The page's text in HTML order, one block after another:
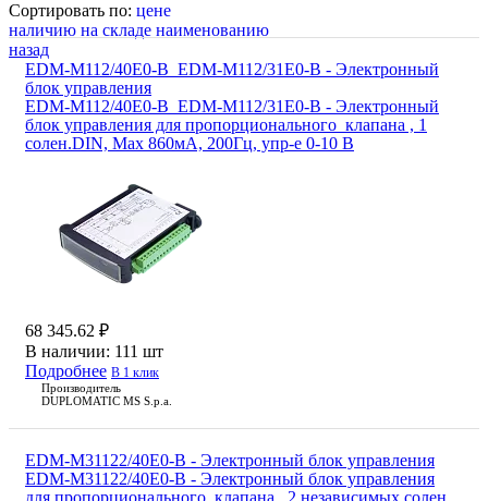
Сортировать по: цене
наличию на складе наименованию
назад
EDM-M112/40E0-B_EDM-M112/31E0-B - Электронный
блок управления
EDM-M112/40E0-B_EDM-M112/31E0-B - Электронный
блок управления для пропорционального клапана , 1
солен.DIN, Max 860мА, 200Гц, упр-е 0-10 В
68 345.62 ₽
В наличии: 111 шт
Подробнее В 1 клик
Производитель
DUPLOMATIC MS S.p.a.
EDM-M31122/40E0-B - Электронный блок управления
EDM-M31122/40E0-B - Электронный блок управления